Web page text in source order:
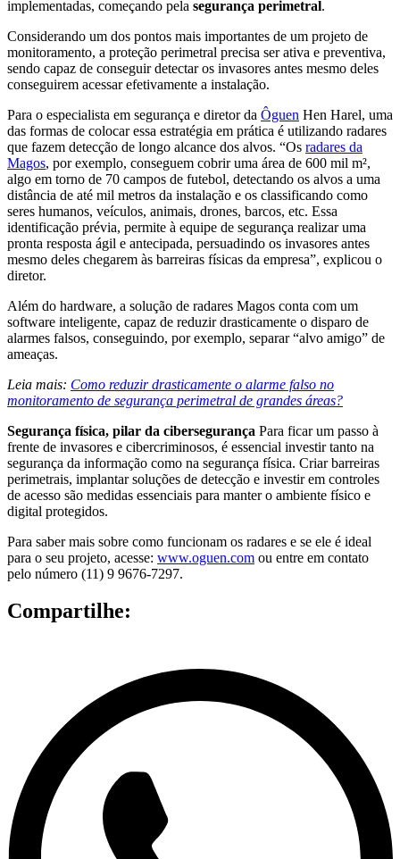
implementadas, começando pela segurança perimetral.
Considerando um dos pontos mais importantes de um projeto de
monitoramento, a proteção perimetral precisa ser ativa e preventiva,
sendo capaz de conseguir detectar os invasores antes mesmo deles
conseguirem acessar efetivamente a instalação.
Para o especialista em segurança e diretor da Ôguen Hen Harel, uma
das formas de colocar essa estratégia em prática é utilizando radares
que fazem detecção de longo alcance dos alvos. “Os radares da
Magos, por exemplo, conseguem cobrir uma área de 600 mil m²,
algo em torno de 70 campos de futebol, detectando os alvos a uma
distância de até mil metros da instalação e os classificando como
seres humanos, veículos, animais, drones, barcos, etc. Essa
identificação prévia, permite à equipe de segurança realizar uma
pronta resposta ágil e antecipada, persuadindo os invasores antes
mesmo deles chegarem às barreiras físicas da empresa”, explicou o
diretor.
Além do hardware, a solução de radares Magos conta com um
software inteligente, capaz de reduzir drasticamente o disparo de
alarmes falsos, conseguindo, por exemplo, separar “alvo amigo” de
ameaças.
Leia mais: Como reduzir drasticamente o alarme falso no
monitoramento de segurança perimetral de grandes áreas?
Segurança física, pilar da cibersegurança Para ficar um passo à
frente de invasores e cibercriminosos, é essencial investir tanto na
segurança da informação como na segurança física. Criar barreiras
perimetrais, implantar soluções de detecção e investir em controles
de acesso são medidas essenciais para manter o ambiente físico e
digital protegidos.
Para saber mais sobre como funcionam os radares e se ele é ideal
para o seu projeto, acesse: www.oguen.com ou entre em contato
pelo número (11) 9 9676-7297.
Compartilhe: